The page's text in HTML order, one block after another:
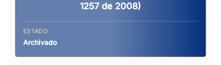
1257 de 2008)
ESTADO
Archivado